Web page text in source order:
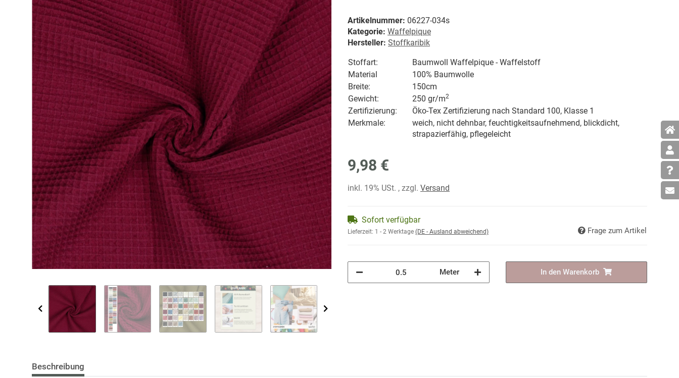
Artikelnummer: 06227-034s
Kategorie: Waffelpique
Hersteller: Stoffkaribik
Stoffart:
Baumwoll Waffelpique - Waffelstoff
Material
100% Baumwolle
Breite:
150cm
Gewicht:
250 gr/m2
Zertifizierung:
Öko-Tex Zertifizierung nach Standard 100, Klasse 1
Merkmale:
weich, nicht dehnbar, feuchtigkeitsaufnehmend, blickdicht,
strapazierfähig, pflegeleicht
9,98 €
inkl. 19% USt. , zzgl. Versand
Sofort verfügbar
Lieferzeit: 1 - 2 Werktage (DE - Ausland abweichend) Frage zum Artikel
Meter In den Warenkorb
Beschreibung